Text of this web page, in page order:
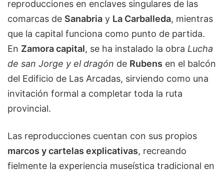
reproducciones en enclaves singulares de las
comarcas de Sanabria y La Carballeda, mientras
que la capital funciona como punto de partida.
En Zamora capital, se ha instalado la obra Lucha
de san Jorge y el dragón de Rubens en el balcón
del Edificio de Las Arcadas, sirviendo como una
invitación formal a completar toda la ruta
provincial.
Las reproducciones cuentan con sus propios
marcos y cartelas explicativas, recreando
fielmente la experiencia museística tradicional en